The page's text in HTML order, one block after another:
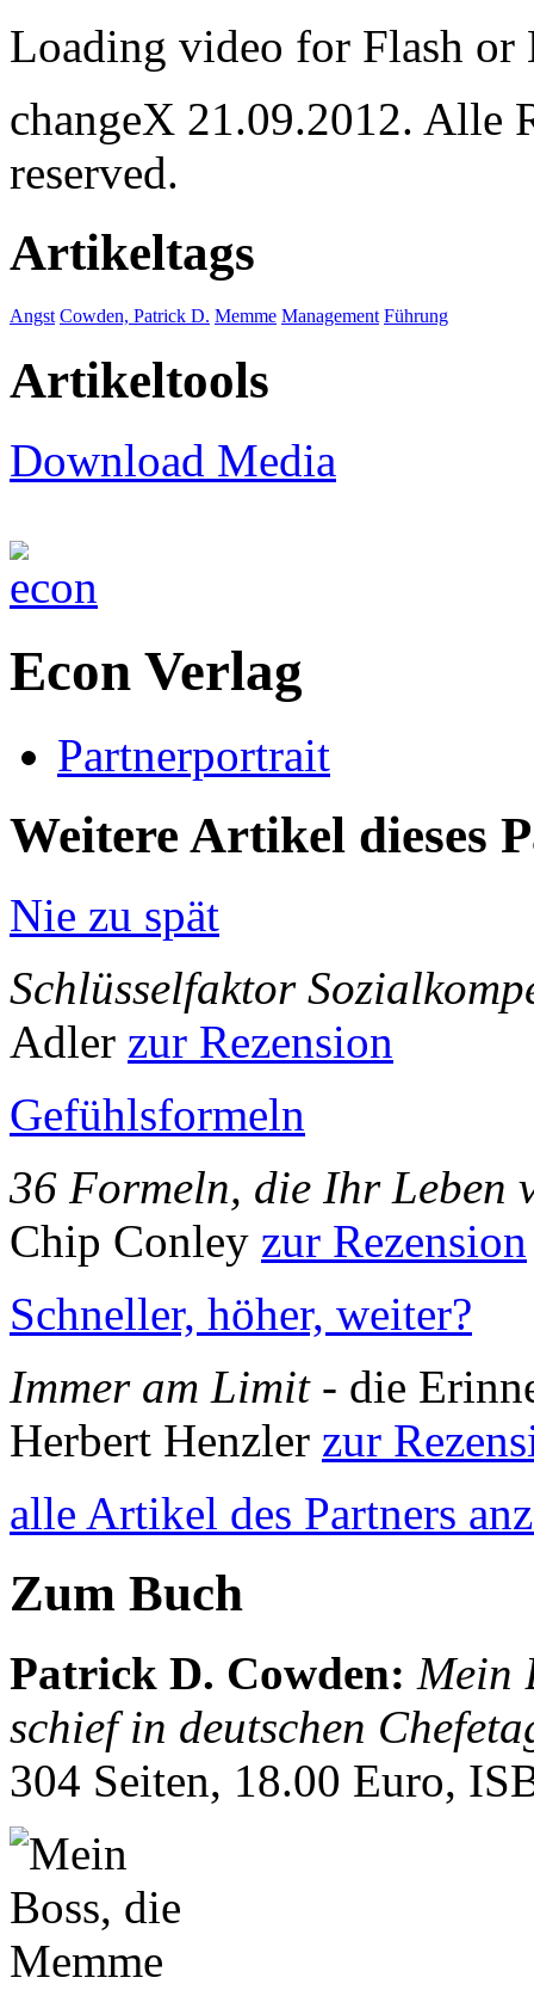
Loading video for Flash
changeX 21.09.2012. Alle
reserved.
Artikeltags
Angst Cowden, Patrick D. Memme Management Führung
Artikeltools
Download Media
Econ Verlag
Partnerportrait
Weitere Artikel dieses
Nie zu spät
Schlüsselfaktor
Adler zur Rezension
Gefühlsformeln
36 Formeln, die Ihr Leben
Chip Conley zur Rezension
Schneller, höher, weiter?
Immer am Limit- die
Herbert Henzler zur
alle Artikel des Partners
Zum Buch
Patrick D. Cowden: Mein
schief in deutschen
304 Seiten, 18.00 Euro,